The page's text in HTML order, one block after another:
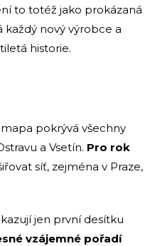
to totéž jako prokázaná
nový výrobce a
historie.
pokrývá všechny
a Vsetín. Pro rok
síť, zejména v Praze,
jen první desítku
vzájemné pořadí